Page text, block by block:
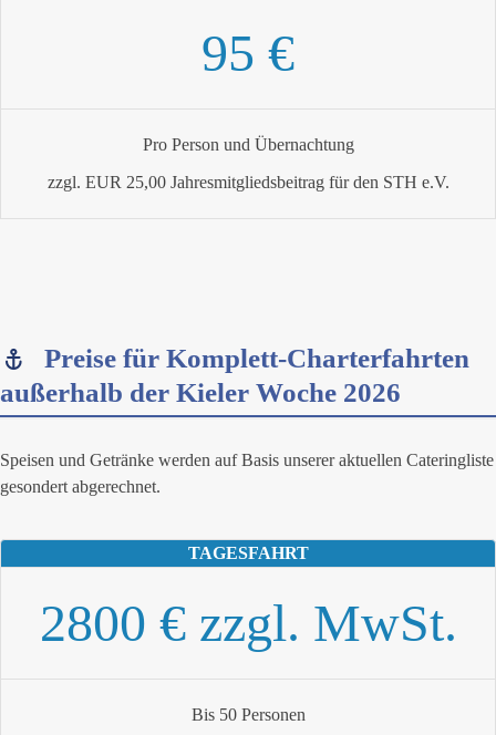
95 €
Pro Person und Übernachtung
zzgl. EUR 25,00 Jahresmitgliedsbeitrag für den STH e.V.
Preise für Komplett-Charterfahrten
außerhalb der Kieler Woche 2026
Speisen und Getränke werden auf Basis unserer aktuellen Cateringliste
gesondert abgerechnet.
TAGESFAHRT
2800 € zzgl. MwSt.
Bis 50 Personen